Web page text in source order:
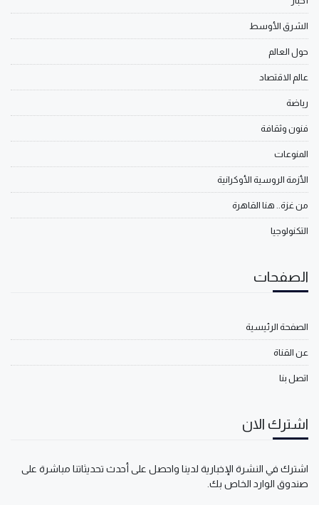
الشرق الأوسط
حول العالم
عالم الاقتصاد
رياضة
فنون وثقافة
المنوعات
الأزمة الروسية الأوكرانية
من غزة.. هنا القاهرة
التكنولوجيا
الصفحات
الصفحة الرئيسية
عن القناة
اتصل بنا
اشترك الان
اشترك في النشرة الإخبارية لدينا واحصل على أحدث تحديثاتنا مباشرة على
صندوق الوارد الخاص بك.